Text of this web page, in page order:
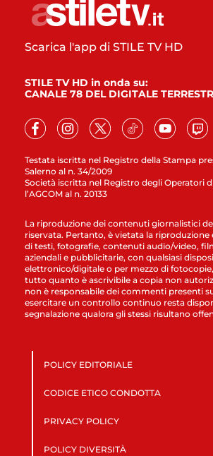
Testata iscritta nel Registro della Stampa
Salerno al n. 34/2009
Società iscritta nel Registro degli Operatori
l’AGCOM al n. 20133
Scarica l'app di STILE TV HD
STILE TV HD in onda su:
CANALE 78 DEL DIGITALE
La riproduzione dei contenuti giornalistici
riservata. Pertanto, è vietata la riproduzione
di testi, fotografie, contenuti audio/video,
aziendali e pubblicitarie, con qualsiasi
elettronico/digitale o per mezzo di
tutto quanto è ascrivibile a copia non
non è responsabile dei commenti presenti
esercitare un controllo continuo resta
segnalazione qualora gli stessi risultano
POLICY EDITORIALE
CODICE ETICO CONDOTTA
PRIVACY POLICY
POLICY DIVERSITÀ